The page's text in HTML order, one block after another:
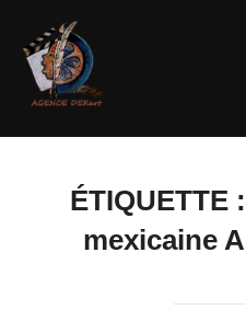
ÉTIQUETTE :
mexicaine